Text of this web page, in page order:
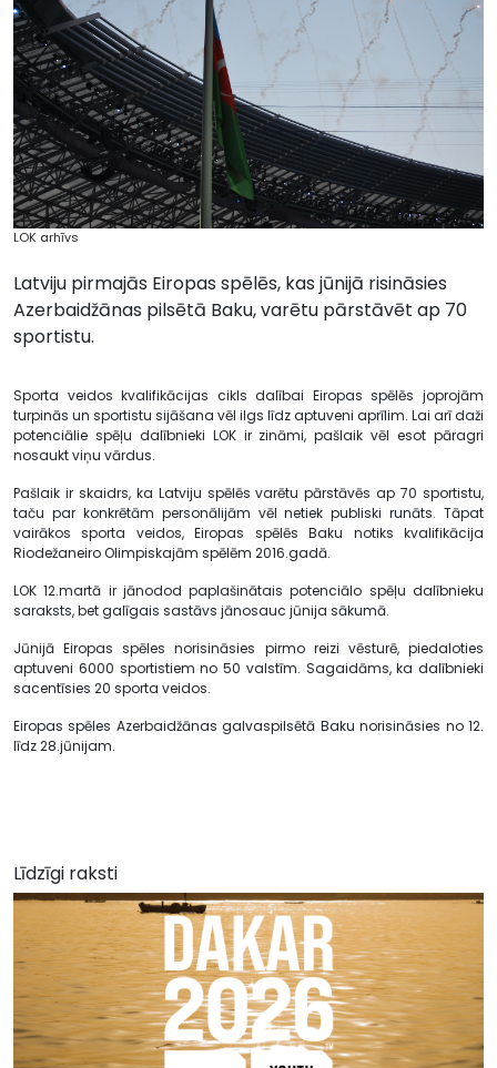
LOK arhīvs
Latviju pirmajās Eiropas spēlēs, kas jūnijā risināsies
Azerbaidžānas pilsētā Baku, varētu pārstāvēt ap 70
sportistu.
Sporta veidos kvalifikācijas cikls dalībai Eiropas spēlēs joprojām
turpinās un sportistu sijāšana vēl ilgs līdz aptuveni aprīlim. Lai arī daži
potenciālie spēļu dalībnieki LOK ir zināmi, pašlaik vēl esot pāragri
nosaukt viņu vārdus.
Pašlaik ir skaidrs, ka Latviju spēlēs varētu pārstāvēs ap 70 sportistu,
taču par konkrētām personālijām vēl netiek publiski runāts. Tāpat
vairākos sporta veidos, Eiropas spēlēs Baku notiks kvalifikācija
Riodežaneiro Olimpiskajām spēlēm 2016.gadā.
LOK 12.martā ir jānodod paplašinātais potenciālo spēļu dalībnieku
saraksts, bet galīgais sastāvs jānosauc jūnija sākumā.
Jūnijā Eiropas spēles norisināsies pirmo reizi vēsturē, piedaloties
aptuveni 6000 sportistiem no 50 valstīm. Sagaidāms, ka dalībnieki
sacentīsies 20 sporta veidos.
Eiropas spēles Azerbaidžānas galvaspilsētā Baku norisināsies no 12.
līdz 28.jūnijam.
Līdzīgi raksti